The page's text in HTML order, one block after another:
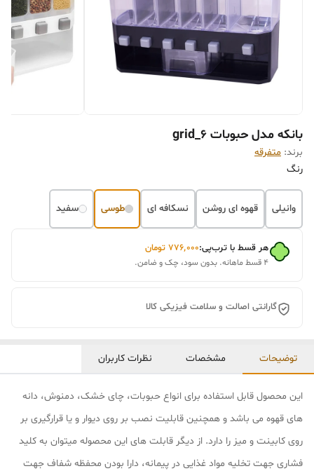
بانکه مدل حبوبات grid_6
برند: متفرقه
رنگ
وانیلی قهوه ای روشن نسکافه ای طوسی سفید
هر قسط با ترب‌پی:۷۷۶٬۰۰۰ تومان
۴ قسط ماهانه. بدون سود، چک و ضامن.
گارانتی اصالت و سلامت فیزیکی کالا
توضیحات مشخصات نظرات کاربران
این محصول قابل استفاده برای انواع حبوبات، چای خشک، دمنوش، دانه
های قهوه می باشد و همچنین قابلیت نصب بر روی دیوار و یا قرارگیری بر
روی کابینت و میز را دارد. از دیگر قابلت های این محصوله میتوان به کلید
فشاری جهت تخلیه مواد غذایی در پیمانه، دارا بودن محفظه شفاف جهت